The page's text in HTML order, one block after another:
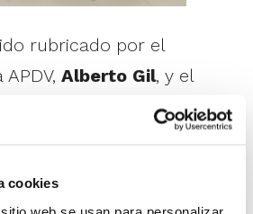
cookies
web se usan para personalizar
rubricado por el
Alberto Gil, y el
Salvador
acto en el que varios
de Confedecom junto a